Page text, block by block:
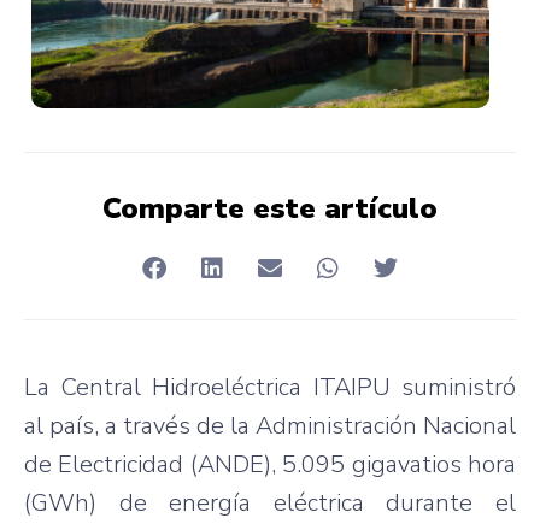
Comparte este artículo
La Central Hidroeléctrica ITAIPU suministró
al país, a través de la Administración Nacional
de Electricidad (ANDE), 5.095 gigavatios hora
(GWh) de energía eléctrica durante el